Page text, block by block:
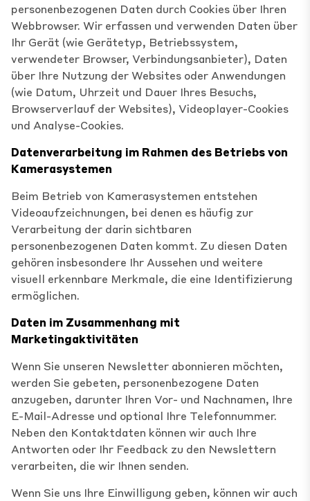
personenbezogenen Daten durch Cookies über Ihren
Webbrowser. Wir erfassen und verwenden Daten über
Ihr Gerät (wie Gerätetyp, Betriebssystem,
verwendeter Browser, Verbindungsanbieter), Daten
über Ihre Nutzung der Websites oder Anwendungen
(wie Datum, Uhrzeit und Dauer Ihres Besuchs,
Browserverlauf der Websites), Videoplayer-Cookies
und Analyse-Cookies.
Datenverarbeitung im Rahmen des Betriebs von
Kamerasystemen
Beim Betrieb von Kamerasystemen entstehen
Videoaufzeichnungen, bei denen es häufig zur
Verarbeitung der darin sichtbaren
personenbezogenen Daten kommt. Zu diesen Daten
gehören insbesondere Ihr Aussehen und weitere
visuell erkennbare Merkmale, die eine Identifizierung
ermöglichen.
Daten im Zusammenhang mit
Marketingaktivitäten
Wenn Sie unseren Newsletter abonnieren möchten,
werden Sie gebeten, personenbezogene Daten
anzugeben, darunter Ihren Vor- und Nachnamen, Ihre
E-Mail-Adresse und optional Ihre Telefonnummer.
Neben den Kontaktdaten können wir auch Ihre
Antworten oder Ihr Feedback zu den Newslettern
verarbeiten, die wir Ihnen senden.
Wenn Sie uns Ihre Einwilligung geben, können wir auch